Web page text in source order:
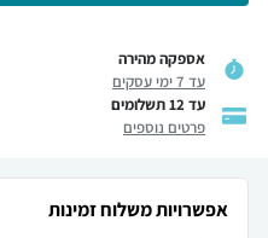
אספקה מהירה
עד 7 ימי עסקים
עד 12 תשלומים
פרטים נוספים
אפשרויות משלוח זמינות